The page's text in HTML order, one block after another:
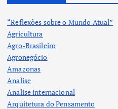
“Reflexões sobre o Mundo Atual”
Agricultura
Agro-Brasileiro
Agronegócio
Amazonas
Analise
Analise internacional
Arquitetura do Pensamento